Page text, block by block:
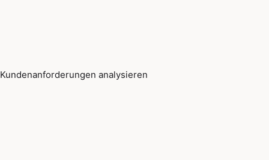
Kundenanforderungen analysieren